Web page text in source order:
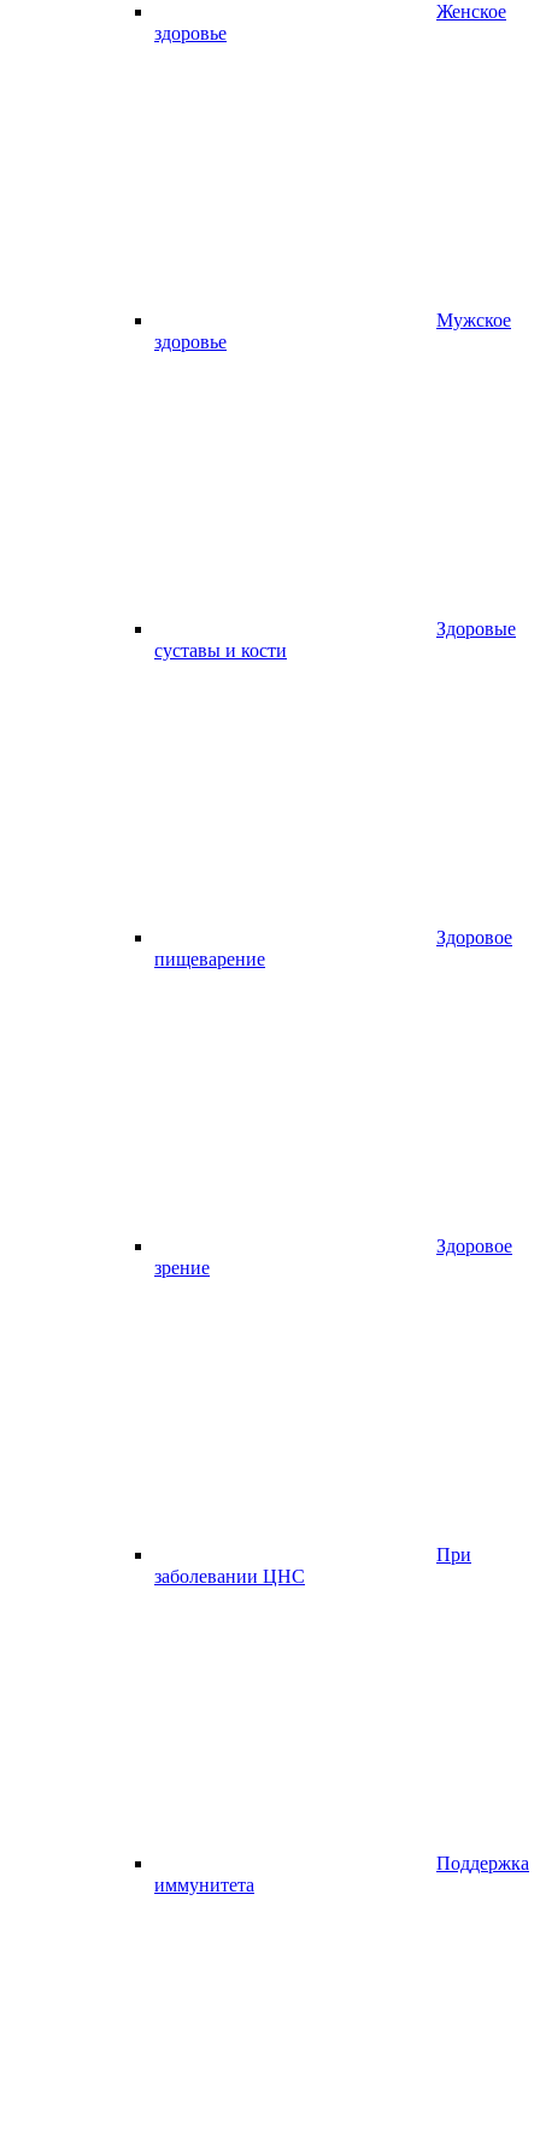
Женское
здоровье
Мужское
здоровье
Здоровые
суставы и кости
Здоровое
пищеварение
Здоровое
зрение
При
заболевании ЦНС
Поддержка
иммунитета